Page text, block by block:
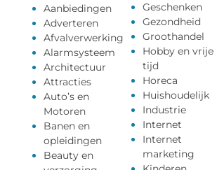
Aanbiedingen
Adverteren
Afvalverwerking
Alarmsysteem
Architectuur
Attracties
Auto’s en
Motoren
Banen en
opleidingen
Beauty en
Geschenken
Gezondheid
Groothandel
Hobby en vrije
tijd
Horeca
Huishoudelijk
Industrie
Internet
Internet
marketing